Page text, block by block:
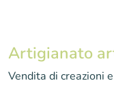
Artigianato
Vendita di creazioni